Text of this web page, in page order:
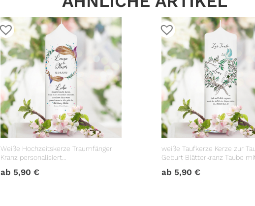
Weiße Hochzeitskerze Traumfänger
Kranz personalisiert
ab 5,90€
weiße Taufkerze Kerze zur
Geburt Blätterkranz Taube
ab 5,90€